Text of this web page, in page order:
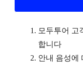
모두투어 고
합니다
안내 음성에